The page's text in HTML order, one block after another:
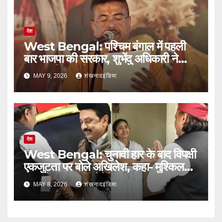
देश
West Bengal: पश्चिम बंगाल में पहली
बार भाजपा की सरकार, शुभेंदु अधिकारी ने
मुख्यमंत्री पद की शपथ ली
MAY 9, 2026 शंखनादइंडिया
देश
West Bengal: चुनावी हार के बाद विपक्षी
एकजुटता पर बोले अखिलेश, कहा- मुश्किल
समय में साथ नहीं छोड़ेंगे
MAY 8, 2026 शंखनादइंडिया